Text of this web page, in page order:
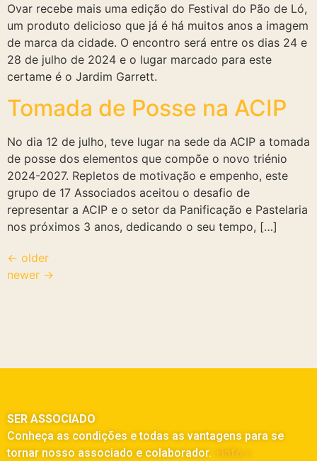
Ovar recebe mais uma edição do Festival do Pão de Ló,
um produto delicioso que já é há muitos anos a imagem
de marca da cidade. O encontro será entre os dias 24 e
28 de julho de 2024 e o lugar marcado para este
certame é o Jardim Garrett.
Tomada de Posse na ACIP
No dia 12 de julho, teve lugar na sede da ACIP a tomada
de posse dos elementos que compõe o novo triénio
2024-2027. Repletos de motivação e empenho, este
grupo de 17 Associados aceitou o desafio de
representar a ACIP e o setor da Panificação e Pastelaria
nos próximos 3 anos, dedicando o seu tempo, […]
← older
newer →
SER ASSOCIADO
Conheça as condições e todas as vantagens para se
tornar nosso associado e colaborador. +info »